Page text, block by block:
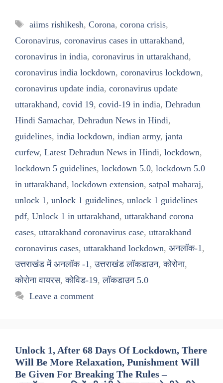
Tags
aiims rishikesh, Corona, corona crisis,
Coronavirus, coronavirus cases in uttarakhand,
coronavirus in india, coronavirus in uttarakhand,
coronavirus india lockdown, coronavirus lockdown,
coronavirus update india, coronavirus update
uttarakhand, covid 19, covid-19 in india, Dehradun
Hindi Samachar, Dehradun News in Hindi,
guidelines, india lockdown, indian army, janta
curfew, Latest Dehradun News in Hindi, lockdown,
lockdown 5 guidelines, lockdown 5.0, lockdown 5.0
in uttarakhand, lockdown extension, satpal maharaj,
unlock 1, unlock 1 guidelines, unlock 1 guidelines
pdf, Unlock 1 in uttarakhand, uttarakhand corona
cases, uttarakhand coronavirus case, uttarakhand
coronavirus cases, uttarakhand lockdown, अनलॉक-1,
उत्तराखंड में अनलॉक -1,उत्तराखंड लॉकडाउन,कोरोना,
कोरोना वायरस,कोविड-19,लॉकडाउन 5.0
Leave a comment
Unlock 1, After 68 Days Of Lockdown, There
Will Be More Relaxation, Punishment Will
Be Given For Breaking The Rules –